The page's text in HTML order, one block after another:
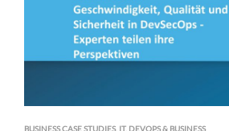
BUSINESS CASE STUDIES, IT, DEVOPS & BUSINESS